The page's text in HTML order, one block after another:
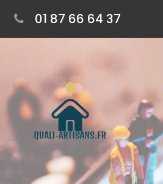
01 87 66 64 37